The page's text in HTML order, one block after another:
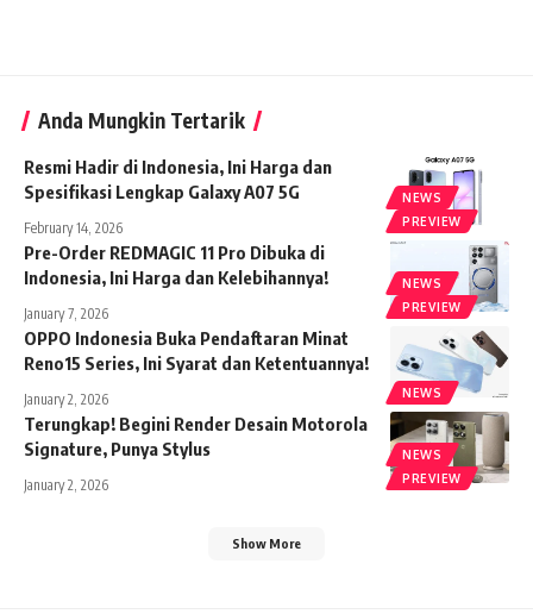
Anda Mungkin Tertarik
NEWS
PREVIEW
Resmi Hadir di Indonesia, Ini Harga dan
Spesifikasi Lengkap Galaxy A07 5G
February 14, 2026
NEWS
PREVIEW
Pre-Order REDMAGIC 11 Pro Dibuka di
Indonesia, Ini Harga dan Kelebihannya!
January 7, 2026
NEWS
OPPO Indonesia Buka Pendaftaran Minat
Reno15 Series, Ini Syarat dan Ketentuannya!
January 2, 2026
NEWS
PREVIEW
Terungkap! Begini Render Desain Motorola
Signature, Punya Stylus
January 2, 2026
Show More